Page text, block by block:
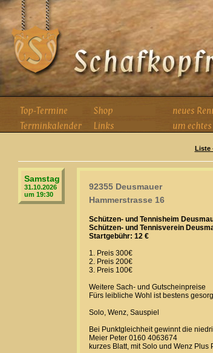
Liste
Samstag
31.10.2026
um 19:30
92355 Deusmauer
Hammerstrasse 16
Schützen- und Tennisheim
Schützen- und Tennisverein
Startgebühr: 12 €
1. Preis 300€
2. Preis 200€
3. Preis 100€
Weitere Sach- und Gutscheinpreise
Fürs leibliche Wohl ist bestens
Solo, Wenz, Sauspiel
Bei Punktgleichheit gewinnt die
Meier Peter 0160 4063674
kurzes Blatt, mit Solo und Wenz Plus